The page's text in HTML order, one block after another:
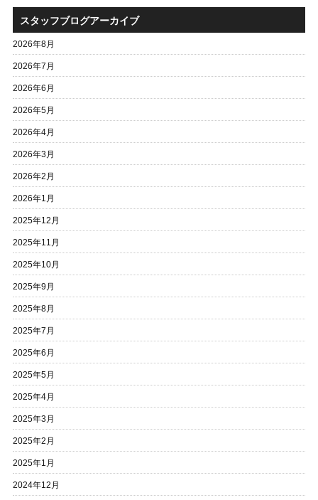
スタッフブログアーカイブ
2026年8月
2026年7月
2026年6月
2026年5月
2026年4月
2026年3月
2026年2月
2026年1月
2025年12月
2025年11月
2025年10月
2025年9月
2025年8月
2025年7月
2025年6月
2025年5月
2025年4月
2025年3月
2025年2月
2025年1月
2024年12月